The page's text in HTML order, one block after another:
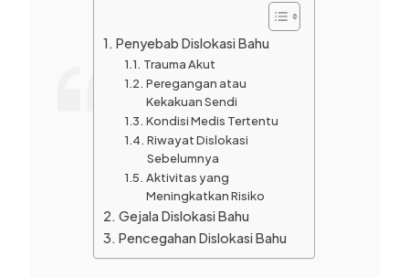
Penyebab Dislokasi Bahu
Trauma Akut
Peregangan atau
Kekakuan Sendi
Kondisi Medis Tertentu
Riwayat Dislokasi
Sebelumnya
Aktivitas yang
Meningkatkan Risiko
Gejala Dislokasi Bahu
Pencegahan Dislokasi Bahu